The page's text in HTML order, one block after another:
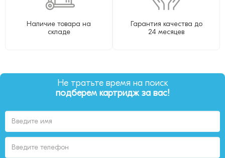
Наличие товара на
складе
Гарантия качества до
24 месяцев
Не тратьте время на поиск
подберем картридж за вас!